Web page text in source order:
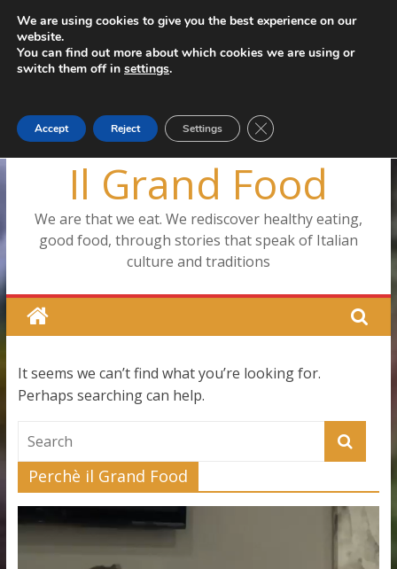
Skip
to
content
Thursday, August 6, 2026
Latest:
Il Grand Food
We are that we eat. We rediscover healthy eating,
good food, through stories that speak of Italian
culture and traditions
It seems we can’t find what you’re looking for.
Perhaps searching can help.
Perchè il Grand Food
Player
We are using cookies to give you the best experience on our
website.
You can find out more about which cookies we are using or
switch them off in settings.
Accept Reject Settings Close GDPR Cookie